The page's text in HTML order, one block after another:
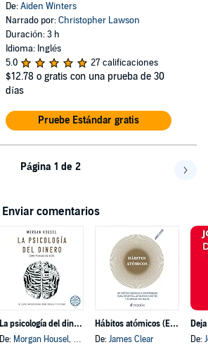
De:Aiden Winters
Narrado por:Christopher Lawson
Duración: 3 h
Idioma: Inglés
5.0
27 calificaciones
$12.78 o gratis con una prueba de 30
días
Pruebe Estándar gratis
Página 1 de 2
Enviar comentarios
La psicología del dinero
De: Morgan Housel, y otros
Hábitos atómicos (Español neutro)
De: James Clear
De: